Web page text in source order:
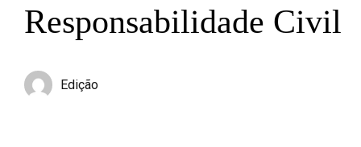
Responsabilidade Civil
Edição